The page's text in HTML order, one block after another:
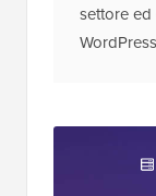
settore